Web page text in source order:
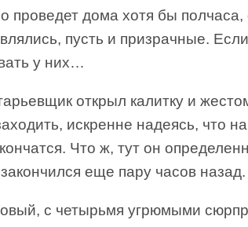
проведет дома хотя бы
пусть и призрачные.
у них…
открыл калитку и
искренне надеясь, что
Что ж, тут он
еще пару часов назад.
с четырьмя угрюмыми